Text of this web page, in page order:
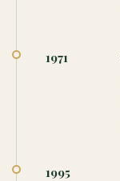
1971
1995